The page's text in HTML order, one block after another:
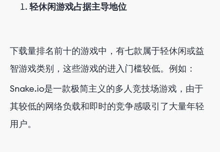
轻休闲游戏占据主导地位
下载量排名前十的游戏中，有七款属于轻休闲或益
智游戏类别，这些游戏的进入门槛较低。例如：
Snake.io是一款极简主义的多人竞技场游戏，由于
其较低的网络负载和即时的竞争感吸引了大量年轻
用户。